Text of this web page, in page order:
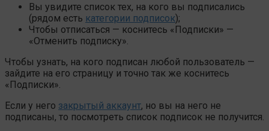
Вы увидите список тех, на кого вы подписались
(рядом есть категории подписок);
Чтобы отписаться — коснитесь «Подписки» —
«Отменить подписку».
Чтобы узнать, на кого подписан любой пользователь —
зайдите на его страницу и точно так же коснитесь
«Подписки».
Если у него закрытый аккаунт, но вы на него не
подписаны, то посмотреть список подписок не получится.